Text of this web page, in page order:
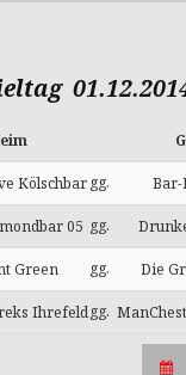
Kölschbar gg. Bar-
05 gg.
Green gg. Die
Ihrefeldgg.